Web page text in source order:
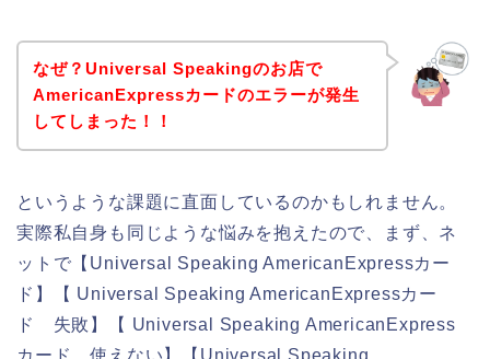
なぜ？Universal Speakingのお店で
AmericanExpressカードのエラーが発生
してしまった！！
というような課題に直面しているのかもしれません。
実際私自身も同じような悩みを抱えたので、まず、ネ
ットで【Universal Speaking AmericanExpressカー
ド】【 Universal Speaking AmericanExpressカー
ド 失敗】【 Universal Speaking AmericanExpress